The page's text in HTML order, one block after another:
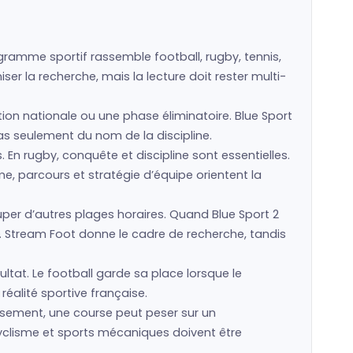
sportif rassemble football, rugby, tennis,
la recherche, mais la lecture doit rester multi-
nationale ou une phase éliminatoire. Blue Sport
seulement du nom de la discipline.
rugby, conquête et discipline sont essentielles.
parcours et stratégie d’équipe orientent la
d’autres plages horaires. Quand Blue Sport 2
Foot donne le cadre de recherche, tandis
Le football garde sa place lorsque le
sportive française.
une course peut peser sur un
et sports mécaniques doivent être